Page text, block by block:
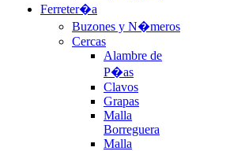
Ferreter�a
Buzones y N�meros
Cercas
Alambre de
P�as
Clavos
Grapas
Malla
Borreguera
Malla